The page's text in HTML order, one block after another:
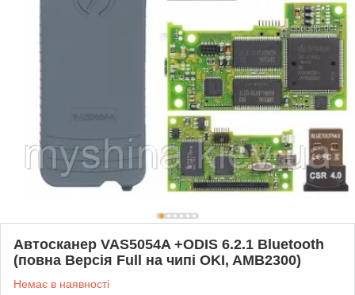
Автосканер VAS5054A +ODIS 6.2.1 Bluetooth
(повна Версія Full на чипі OKI, AMB2300)
Немає в наявності